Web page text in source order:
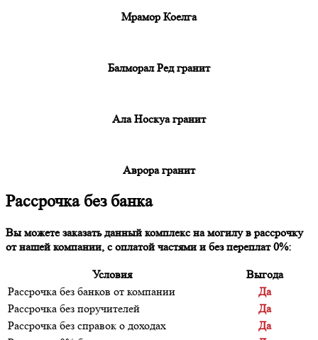
Мрамор Коелга
Балморал Ред гранит
Ала Носкуа гранит
Аврора гранит
Рассрочка без банка
Вы можете заказать данный комплекс на могилу в рассрочку
от нашей компании, с оплатой частями и без переплат 0%:
Условия
Выгода
Рассрочка без банков от компании
Да
Рассрочка без поручителей
Да
Рассрочка без справок о доходах
Да